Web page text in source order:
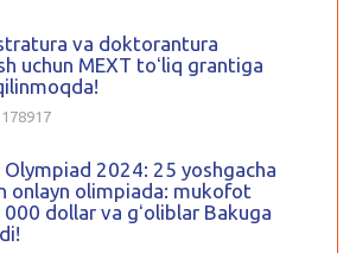
va doktorantura
uchun MEXT toʻliq grantiga
2024: 25 yoshgacha
onlayn olimpiada: mukofot
000 dollar va gʻoliblar Bakuga